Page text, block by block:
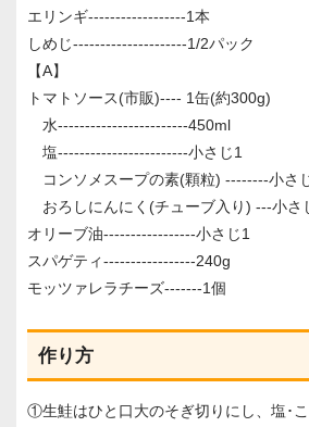
エリンギ------------------1本
しめじ---------------------1/2パック
【A】
トマトソース(市販)---- 1缶(約300g)
水------------------------450ml
塩------------------------小さじ1
コンソメスープの素(顆粒) --------小さ
おろしにんにく(チューブ入り) ---小さ
オリーブ油-----------------小さじ1
スパゲティ-----------------240g
モッツァレラチーズ-------1個
作り方
①生鮭はひと口大のそぎ切りにし、塩･こ